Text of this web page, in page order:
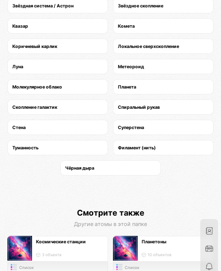
Звёздная система / Астрон Звёздное скопление
Квазар Комета
Коричневый карлик Локальное сверхскопление
Луна Метеороид
Молекулярное облако Планета
Скопление галактик Спиральный рукав
Стена Суперстена
Туманность Филамент (нить)
Чёрная дыра
Смотрите также
Другие атомы в этой папке
Космические станции
3 объекта
Список
Планетоны
10 объектов
Список